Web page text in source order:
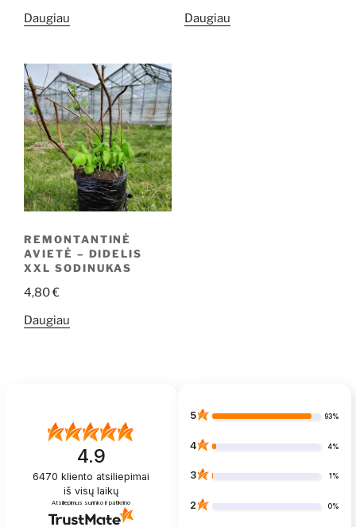
Daugiau
Daugiau
REMONTANTINĖ
AVIETĖ – DIDELIS
XXL SODINUKAS
4,80€
Daugiau
4.9
6470 kliento atsiliepimai
iš visų laikų
Atsiliepimus surinko ir patikrino
5 93%
4 4%
3 1%
2 0%